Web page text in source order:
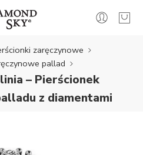
zaręczynowe
pallad
– Pierścionek
z diamentami